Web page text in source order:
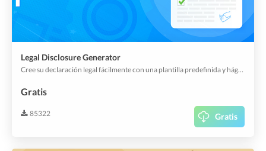
Legal Disclosure Generator
Cree su declaración legal fácilmente con una plantilla predefinida y hágala visible en su app o webapp.
Gratis
85322 Gratis